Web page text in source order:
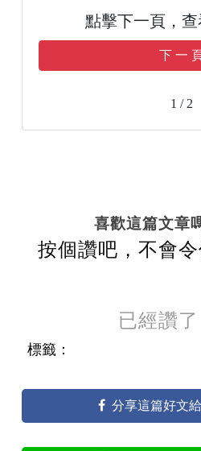
點擊下一頁，
下 一
1 / 2
喜歡這篇文章
按個讚吧，不會令
已經讚了
標籤：
分享這篇好文給